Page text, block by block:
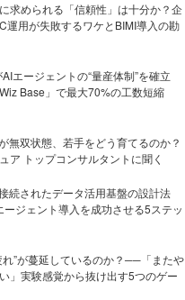
求められる「信頼性」は十分か？企
運用が失敗するワケとBIMI導入の勘
エージェントの“量産体制”を確立
Base」で最大70%の工数短縮
無双状態、若手をどう育てるのか？
ア トップコンサルタントに聞く
続されたデータ活用基盤の設計法
ジェント導入を成功させる5ステッ
れ”が蔓延しているのか？──「またや
」実験感覚から抜け出す5つのゲー